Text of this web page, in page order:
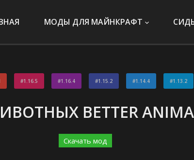
МОДЫ ДЛЯ МАЙНКРАФТ
1.16.5 1.16.4 1.15.2 1.14.4 1.13.2
BETTER
Скачать мод